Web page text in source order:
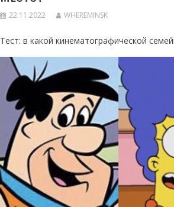
22.11.2022 WHEREMINSK
Тест: в какой кинематографической